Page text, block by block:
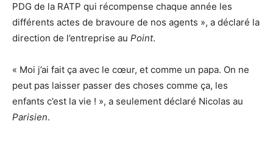
PDG de la RATP qui récompense chaque année les
différents actes de bravoure de nos agents », a déclaré la
direction de l’entreprise au Point.
« Moi j’ai fait ça avec le cœur, et comme un papa. On ne
peut pas laisser passer des choses comme ça, les
enfants c’est la vie ! », a seulement déclaré Nicolas au
Parisien.